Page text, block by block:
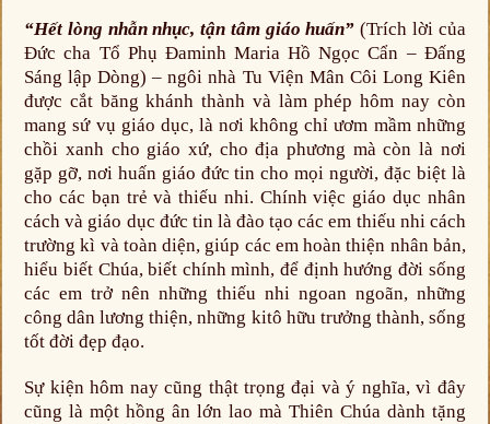
“Hết lòng nhẫn nhục, tận tâm giáo huấn”(Trích lời của
Đức cha Tổ Phụ Đaminh Maria Hồ Ngọc Cẩn – Đấng
Sáng lập Dòng) – ngôi nhà Tu Viện Mân Côi Long Kiên
được cắt băng khánh thành và làm phép hôm nay còn
mang sứ vụ giáo dục, là nơi không chỉ ươm mầm những
chồi xanh cho giáo xứ, cho địa phương mà còn là nơi
gặp gỡ, nơi huấn giáo đức tin cho mọi người, đặc biệt là
cho các bạn trẻ và thiếu nhi. Chính việc giáo dục nhân
cách và giáo dục đức tin là đào tạo các em thiếu nhi cách
trường kì và toàn diện, giúp các em hoàn thiện nhân bản,
hiểu biết Chúa, biết chính mình, để định hướng đời sống
các em trở nên những thiếu nhi ngoan ngoãn, những
công dân lương thiện, những kitô hữu trưởng thành, sống
tốt đời đẹp đạo.
Sự kiện hôm nay cũng thật trọng đại và ý nghĩa, vì đây
cũng là một hồng ân lớn lao mà Thiên Chúa dành tặng